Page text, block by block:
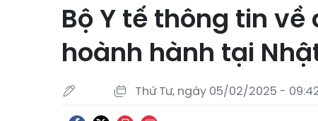
Bộ Y tế thông tin
hoành hành tại
Thứ Tư, ngày 05/02/2025 -